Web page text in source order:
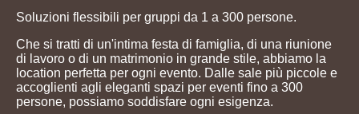
Soluzioni flessibili per gruppi da 1 a 300 persone.
Che si tratti di un'intima festa di famiglia, di una riunione
di lavoro o di un matrimonio in grande stile, abbiamo la
location perfetta per ogni evento. Dalle sale più piccole e
accoglienti agli eleganti spazi per eventi fino a 300
persone, possiamo soddisfare ogni esigenza.